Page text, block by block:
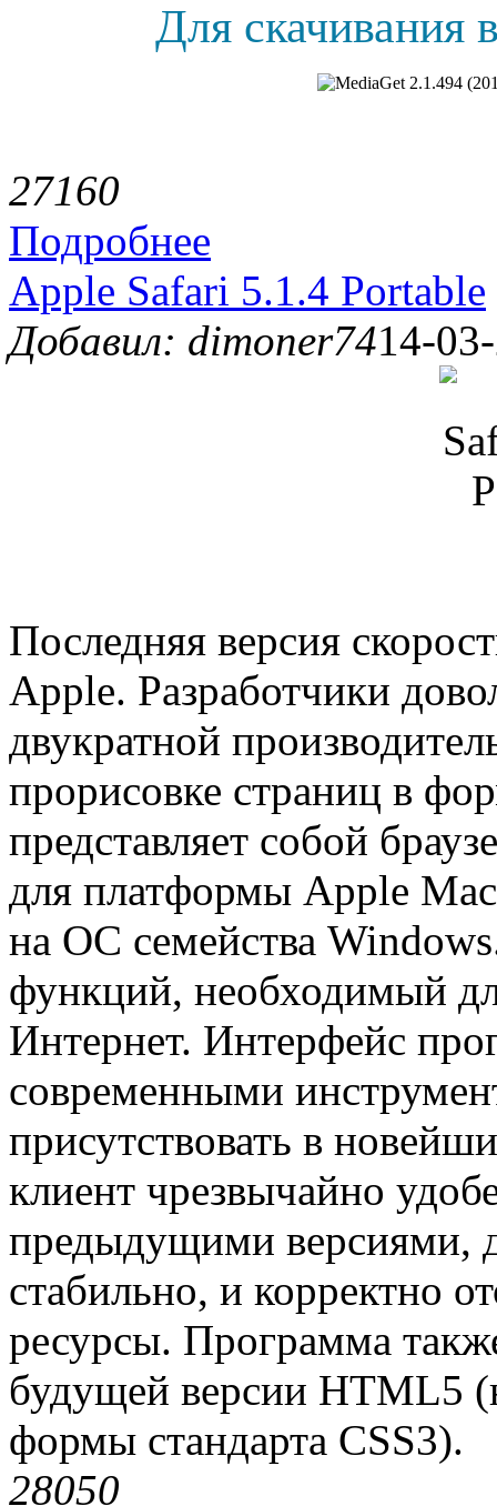
Для скачивания
27160
Подробнее
Apple Safari 5.1.4 Portable
Добавил: dimoner7414-
Последняя версия
Apple. Разработчики
двукратной
прорисовке страниц в
представляет собой
для платформы Apple
на ОС семейства
функций, необходимый
Интернет. Интерфейс
современными
присутствовать в
клиент чрезвычайно
предыдущими версиями,
стабильно, и корректно
ресурсы. Программа
будущей версии HTML5
формы стандарта CSS3).
28050